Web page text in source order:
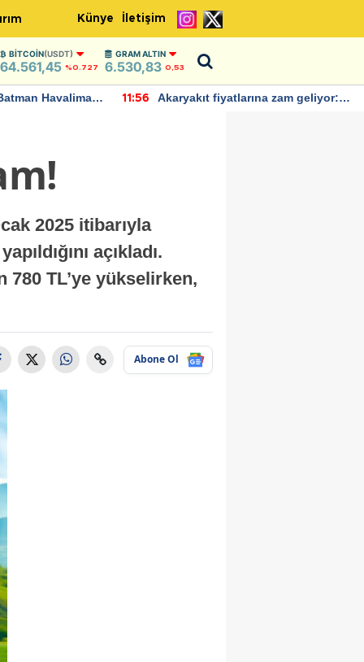
Künye İletişim
BITCOIN(USDT)
64.561,45 %0.727
GRAM ALTIN
6.530,83 0,53
Havalimanı
11:56
Akaryakıt fiyatlarına zam geliyor:
2025 itibarıyla
açıkladı.
780 TL’ye yükselirken,
Abone Ol